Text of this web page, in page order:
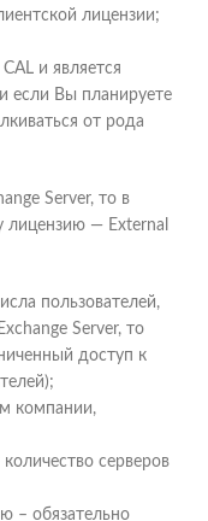
лицензии;
и является
если Вы планируете
от рода
Server, то в
— External
пользователей,
Server, то
доступ к
компании,
серверов
– обязательно